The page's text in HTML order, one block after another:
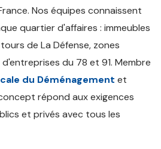
Nos équipes connaissent
quartier d'affaires : immeubles
de La Défense, zones
du 78 et 91. Membre
du Déménagement et
répond aux exigences
et privés avec tous les